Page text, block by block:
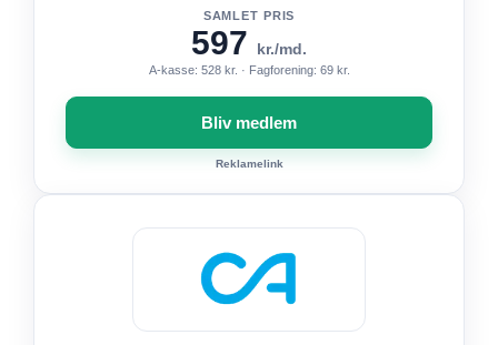
SAMLET PRIS
597 kr./md.
A-kasse: 528 kr. · Fagforening: 69 kr.
Bliv medlem
Reklamelink